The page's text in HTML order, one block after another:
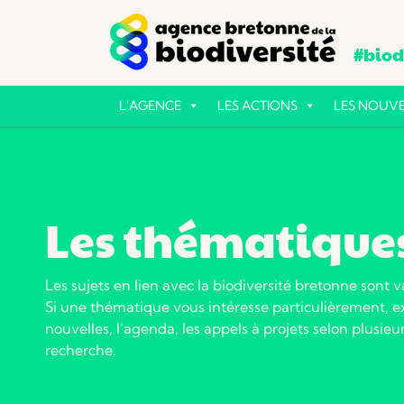
L'AGENCE LES ACTIONS LES
Les
Les sujets en lien avec la biodiversité bretonne sont
Si une thématique vous intéresse particulièrement,
nouvelles, l’agenda, les appels à projets selon
recherche.